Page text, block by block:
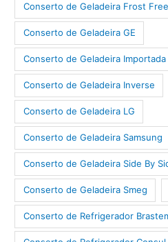
Conserto de Geladeira Frost Free
Conserto de Geladeira GE
Conserto de Geladeira Importada
Conserto de Geladeira Inverse
Conserto de Geladeira LG
Conserto de Geladeira Samsung
Conserto de Geladeira Side By
Conserto de Geladeira Smeg
Conserto de Refrigerador